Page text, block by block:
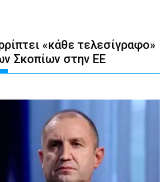
«κάθε τελεσίγραφο»
Σκοπίων στην ΕΕ